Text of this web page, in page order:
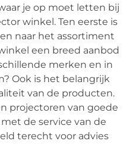
je op moet letten bij
winkel. Ten eerste is
naar het assortiment
een breed aanbod
merken en in
Ook is het belangrijk
van de producten.
projectoren van goede
de service van de
terecht voor advies